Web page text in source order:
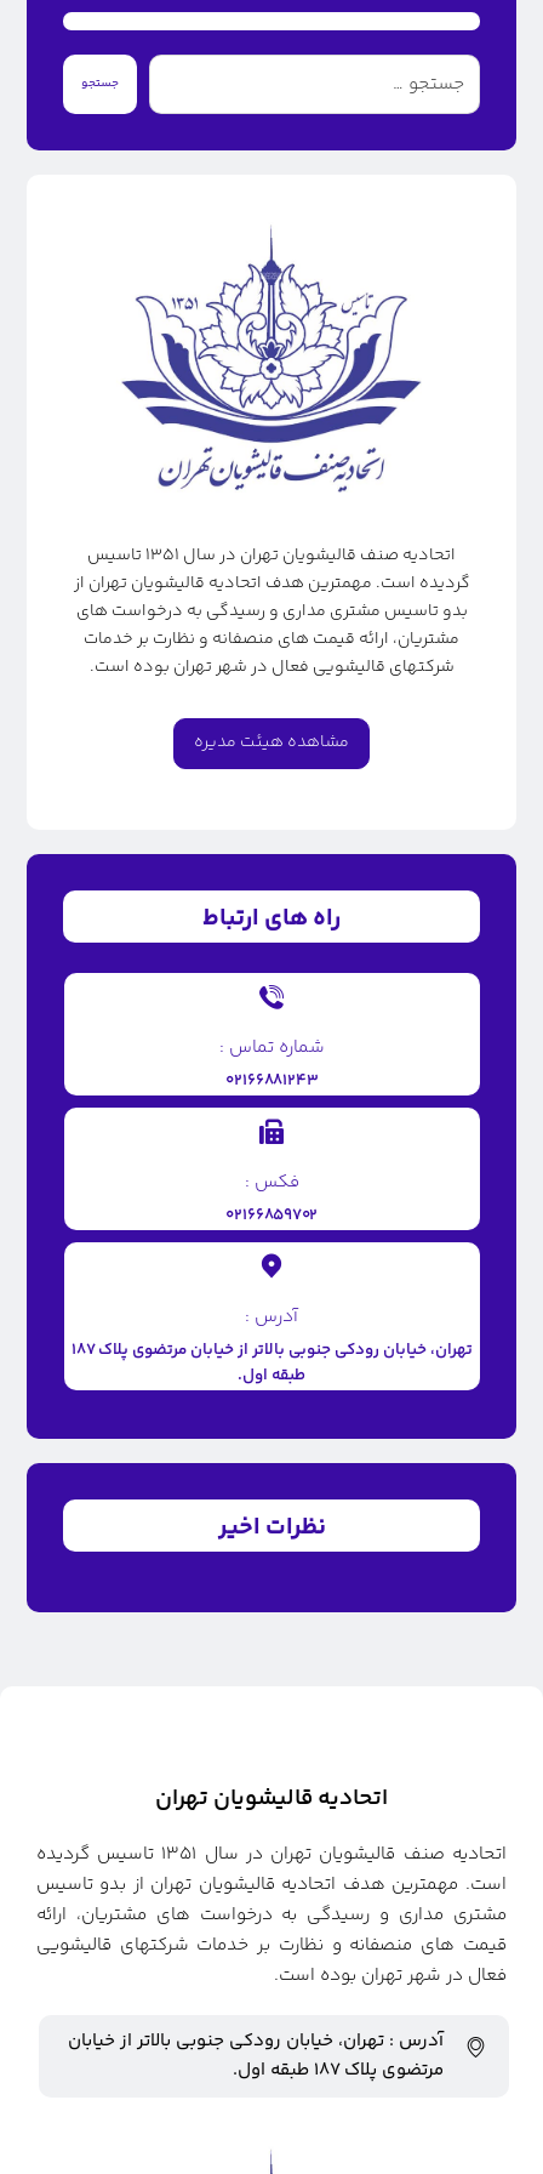
جستجو
اتحادیه صنف قالیشویان تهران در سال ۱۳۵۱ تاسیس
گردیده است. مهمترین هدف اتحادیه قالیشویان تهران از
بدو تاسیس مشتری مداری و رسیدگی به درخواست های
مشتریان، ارائه قیمت های منصفانه و نظارت بر خدمات
شرکتهای قالیشویی فعال در شهر تهران بوده است.
مشاهده هیئت مدیره
راه های ارتباط
شماره تماس :
۰۲۱۶۶۸۸۱۲۴۳
فکس :
۰۲۱۶۶۸۵۹۷۰۲
آدرس :
تهران، خیابان رودکی جنوبی بالاتر از خیابان مرتضوی پلاک ۱۸۷
طبقه اول.
نظرات اخیر
اتحادیه قالیشویان تهران
اتحادیه صنف قالیشویان تهران در سال ۱۳۵۱ تاسیس گردیده
است. مهمترین هدف اتحادیه قالیشویان تهران از بدو تاسیس
مشتری مداری و رسیدگی به درخواست های مشتریان، ارائه
قیمت های منصفانه و نظارت بر خدمات شرکتهای قالیشویی
فعال در شهر تهران بوده است.
آدرس : تهران، خیابان رودکی جنوبی بالاتر از خیابان
مرتضوی پلاک ۱۸۷ طبقه اول.